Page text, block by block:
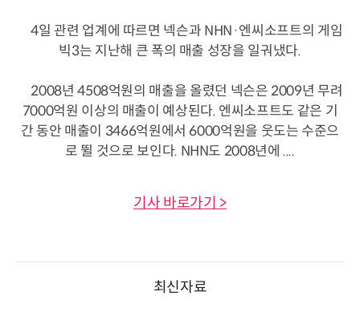
4일 관련 업계에 따르면 넥슨과 NHN·엔씨소프트의 게임
빅3는 지난해 큰 폭의 매출 성장을 일궈냈다.
2008년 4508억원의 매출을 올렸던 넥슨은 2009년 무려
7000억원 이상의 매출이 예상된다. 엔씨소프트도 같은 기
간 동안 매출이 3466억원에서 6000억원을 웃도는 수준으
로 뛸 것으로 보인다. NHN도 2008년에 ....
기사 바로가기 >
최신자료